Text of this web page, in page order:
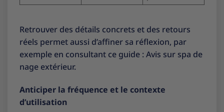
Retrouver des détails concrets et des retours
réels permet aussi d’affiner sa réflexion, par
exemple en consultant ce guide : Avis sur spa de
nage extérieur.
Anticiper la fréquence et le contexte
d’utilisation